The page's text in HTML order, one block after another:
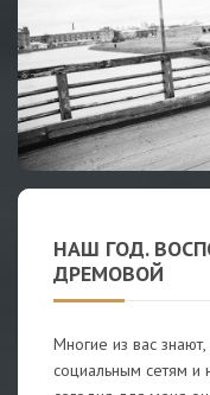
НАШ ГОД.
ДРЕМОВОЙ
Многие из вас
социальным сетям